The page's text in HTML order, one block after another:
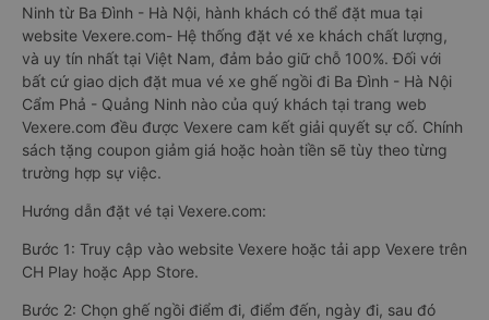
Ninh từ Ba Đình - Hà Nội, hành khách có thể đặt mua tại
website Vexere.com- Hệ thống đặt vé xe khách chất lượng,
và uy tín nhất tại Việt Nam, đảm bảo giữ chỗ 100%. Đối với
bất cứ giao dịch đặt mua vé xe ghế ngồi đi Ba Đình - Hà Nội
Cẩm Phả - Quảng Ninh nào của quý khách tại trang web
Vexere.com đều được Vexere cam kết giải quyết sự cố. Chính
sách tặng coupon giảm giá hoặc hoàn tiền sẽ tùy theo từng
trường hợp sự việc.
Hướng dẫn đặt vé tại Vexere.com:
Bước 1: Truy cập vào website Vexere hoặc tải app Vexere trên
CH Play hoặc App Store.
Bước 2: Chọn ghế ngồi điểm đi, điểm đến, ngày đi, sau đó